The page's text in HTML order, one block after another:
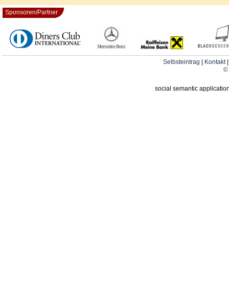
Sponsoren/Partner
Selbsteintrag Kontakt
©
social semantic